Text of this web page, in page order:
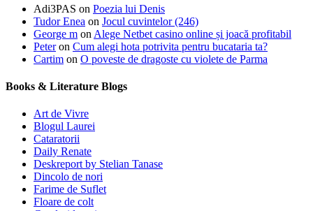
Adi3PAS on Poezia lui Denis
Tudor Enea on Jocul cuvintelor (246)
George m on Alege Netbet casino online și joacă profitabil
Peteron Cum alegi hota potrivita pentru bucataria ta?
Cartim on O poveste de dragoste cu violete de Parma
Books & Literature Blogs
Art de Vivre
Blogul Laurei
Cataratorii
Daily Renate
Deskreport by Stelian Tanase
Dincolo de nori
Farime de Suflet
Floare de colt